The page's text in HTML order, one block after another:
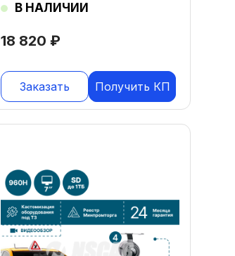
18 820 ₽
В НАЛИЧИИ
Заказать Получить КП